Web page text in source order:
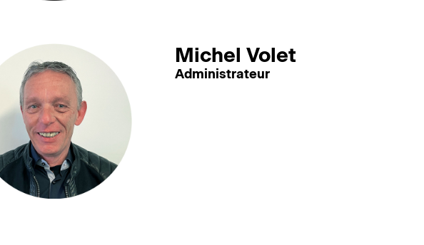
Michel Volet
Administrateur